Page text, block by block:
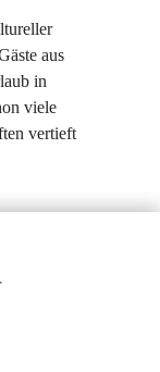
aus
in
viele
vertieft